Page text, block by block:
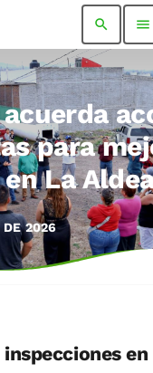
search menu
para
La
DE 2026